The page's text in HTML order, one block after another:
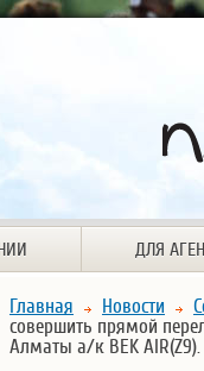
ДЛЯ
Главная Новости
совершить прямой
Алматы а/к BEK AIR(Z9).